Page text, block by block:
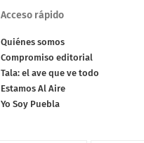
Acceso rápido
Quiénes somos
Compromiso editorial
Tala: el ave que ve todo
Estamos Al Aire
Yo Soy Puebla